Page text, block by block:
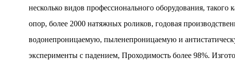
несколько видов профессионального оборудования,
опор, более 2000 натяжных роликов, годовая
водонепроницаемую, пыленепроницаемую и
эксперименты с падением, Проходимость более 98%.